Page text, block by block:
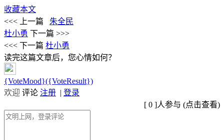
收藏本文
<<< 上一篇
朱全民
杜小勇 下一篇 >>>
<<< 下一篇 杜小勇
读完这篇文章后，您心情如何？
{VoteMood}({VoteResult})
欢迎 评论 注册 | 登录
[ 0 ]人参与 (点击查看)